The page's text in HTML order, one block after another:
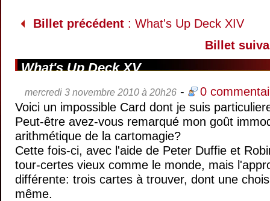
Billet précédent : What's Up Deck XIV
Billet
What's Up Deck XV
mercredi 3 novembre 2010 à 20h26 -
0
Voici un impossible Card dont je suis
Peut-être avez-vous remarqué mon goût
arithmétique de la cartomagie?
Cette fois-ci, avec l'aide de Peter Duffie et
tour-certes vieux comme le monde, mais
différente: trois cartes à trouver, dont une
même.